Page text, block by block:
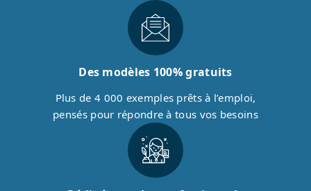
Des modèles 100% gratuits
Plus de 4 000 exemples prêts à l’emploi,
pensés pour répondre à tous vos besoins